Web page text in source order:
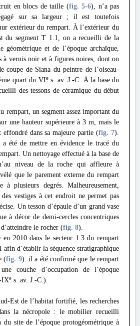
en blocs de taille (fig. 5-6), n’a pas
sur sa largeur ; il est toutefois
extérieur du rempart. À l’extérieur du
du segment T 1.1, on a recueilli de la
géométrique et de l’époque archaïque,
à vernis noir et à figures noires, dont on
coupe de Siana du peintre de l’oiseau-
quart du VIes. av. J.-C. À la base du
des tessons de céramique du début
rempart, un segment assez important du
une hauteur supérieure à 3 m, mais le
effondré dans sa majeure partie (fig. 7).
a été de mettre en évidence le tracé du
Un nettoyage effectué à la base de
niveau de la roche qui affleure à
que le parement externe du rempart
à plusieurs degrés. Malheureusement,
vestiges à cet endroit ne permet pas
Un tesson d’épaule d’un grand vase
à décor de demi-cercles concentriques
le rocher (fig. 8).
en 2010 dans le secteur 1.3 du rempart
afin d’établir la séquence stratigraphique
(fig. 9): il a été confirmé que le rempart
couche d’occupation de l’époque
IXe s. av. J.-C.).
Est de l’habitat fortifié, les recherches
la nécropole : le mobilier recueilli
du site de l’époque protogéométrique à